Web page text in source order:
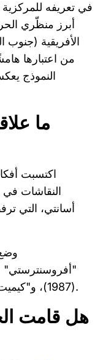
في تعريفه للمركزية
أبرز منظّري
الأفريقية (جنوب
من اعتبارها
النموذج
ما
النقاشات في
أسانتي، التي
(1987)، و"كيميت، أفروسنترستي، والمعرفة" (1990).
هل قامت